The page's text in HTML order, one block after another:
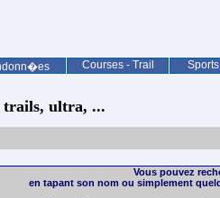
Courses - Trail
trails, ultra, ...
Vous pouvez
en tapant son nom ou simplement